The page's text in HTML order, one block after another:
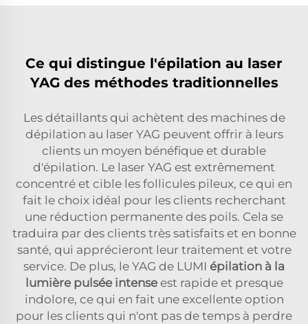
Ce qui distingue l'épilation au laser
YAG des méthodes traditionnelles
Les détaillants qui achètent des machines de
dépilation au laser YAG peuvent offrir à leurs
clients un moyen bénéfique et durable
d'épilation. Le laser YAG est extrêmement
concentré et cible les follicules pileux, ce qui en
fait le choix idéal pour les clients recherchant
une réduction permanente des poils. Cela se
traduira par des clients très satisfaits et en bonne
santé, qui apprécieront leur traitement et votre
service. De plus, le YAG de LUMI épilation à la
lumière pulsée intense est rapide et presque
indolore, ce qui en fait une excellente option
pour les clients qui n'ont pas de temps à perdre